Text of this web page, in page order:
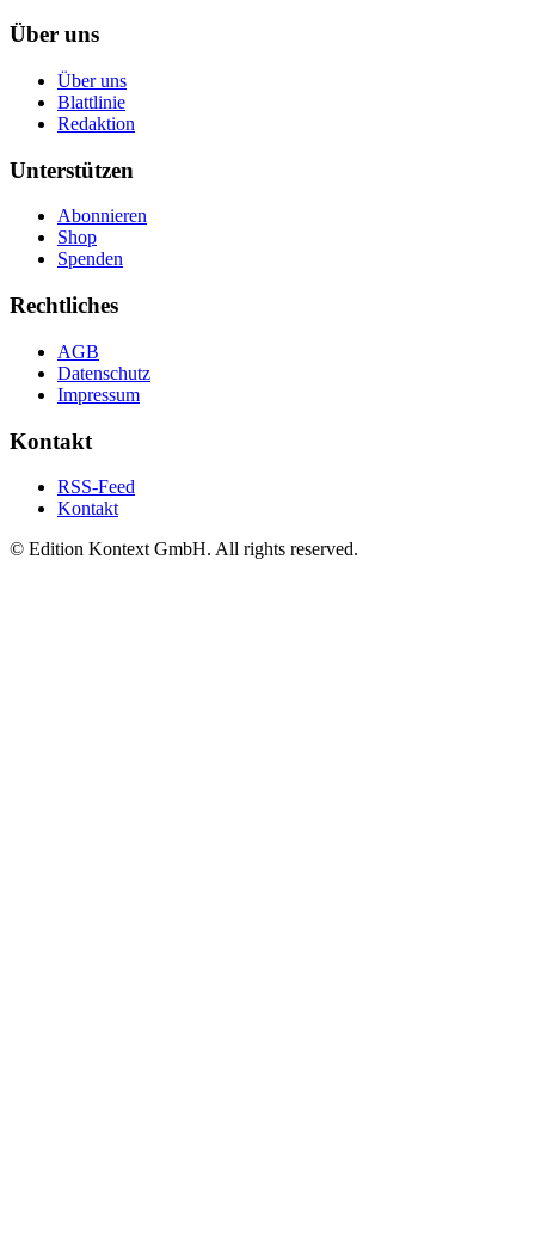
Über uns
Über uns
Blattlinie
Redaktion
Unterstützen
Abonnieren
Shop
Spenden
Rechtliches
AGB
Datenschutz
Impressum
Kontakt
RSS-Feed
Kontakt
© Edition Kontext GmbH. All rights reserved.